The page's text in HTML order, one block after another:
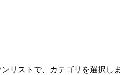
ンリストで、カテゴリを選択しま